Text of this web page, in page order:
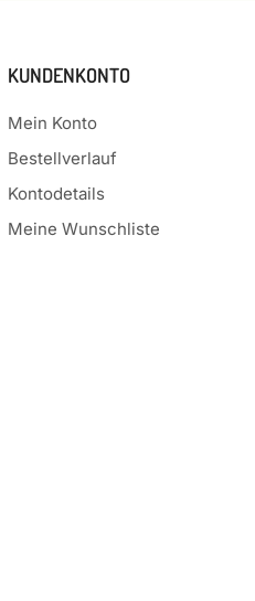
KUNDENKONTO
Mein Konto
Bestellverlauf
Kontodetails
Meine Wunschliste